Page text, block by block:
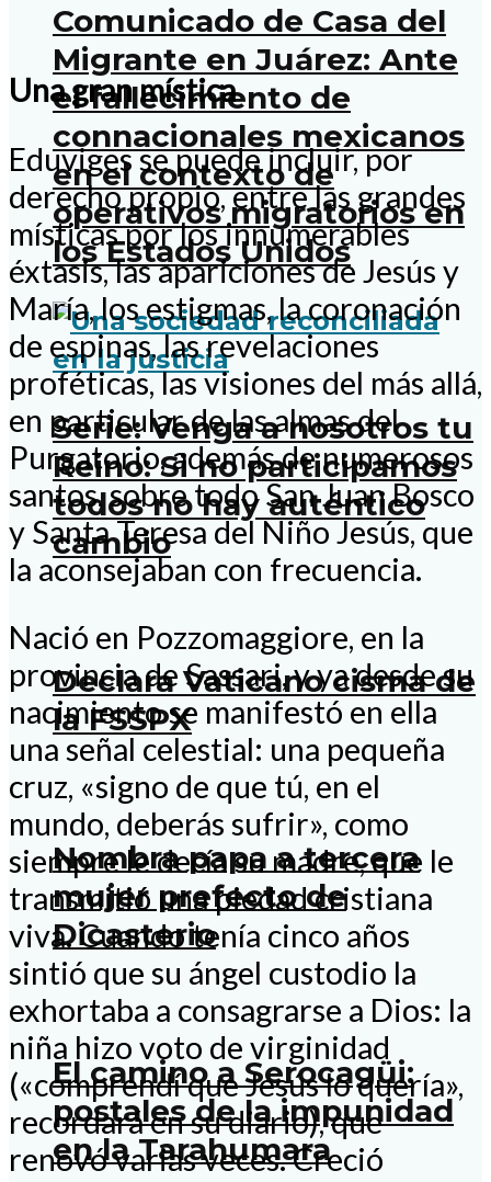
Comunicado de Casa del
Migrante en Juárez: Ante
el fallecimiento de
connacionales mexicanos
en el contexto de
operativos migratorios en
los Estados Unidos
Serie: Venga a nosotros tu
Reino: Si no participamos
todos no hay auténtico
cambio
Declara Vaticano cisma de
la FSSPX
Nombra papa a tercera
mujer prefecto de
Dicasterio
El camino a Serocagüi:
postales de la impunidad
en la Tarahumara
Una gran mística
Eduviges se puede incluir, por
derecho propio, entre las grandes
místicas por los innumerables
éxtasis, las apariciones de Jesús y
María, los estigmas, la coronación
de espinas, las revelaciones
proféticas, las visiones del más allá,
en particular de las almas del
Purgatorio, además de numerosos
santos, sobre todo San Juan Bosco
y Santa Teresa del Niño Jesús, que
la aconsejaban con frecuencia.
Nació en Pozzomaggiore, en la
provincia de Sassari, y ya desde su
nacimiento se manifestó en ella
una señal celestial: una pequeña
cruz, «signo de que tú, en el
mundo, deberás sufrir», como
siempre le decía su madre, que le
transmitió una piedad cristiana
viva. Cuando tenía cinco años
sintió que su ángel custodio la
exhortaba a consagrarse a Dios: la
niña hizo voto de virginidad
(«comprendí que Jesús lo quería»,
recordará en su diario), que
renovó varias veces. Creció